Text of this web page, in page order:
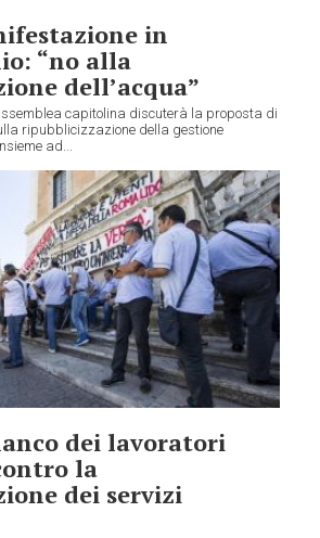
in
“no alla
dell’acqua”
capitolina discuterà la proposta di
ripubblicizzazione della gestione
ad...
dei lavoratori
la
dei servizi